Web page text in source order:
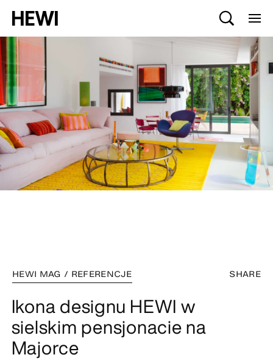
SHARE
HEWI MAG / REFERENCJE
Ikona designu HEWI w
sielskim pensjonacie na
Majorce